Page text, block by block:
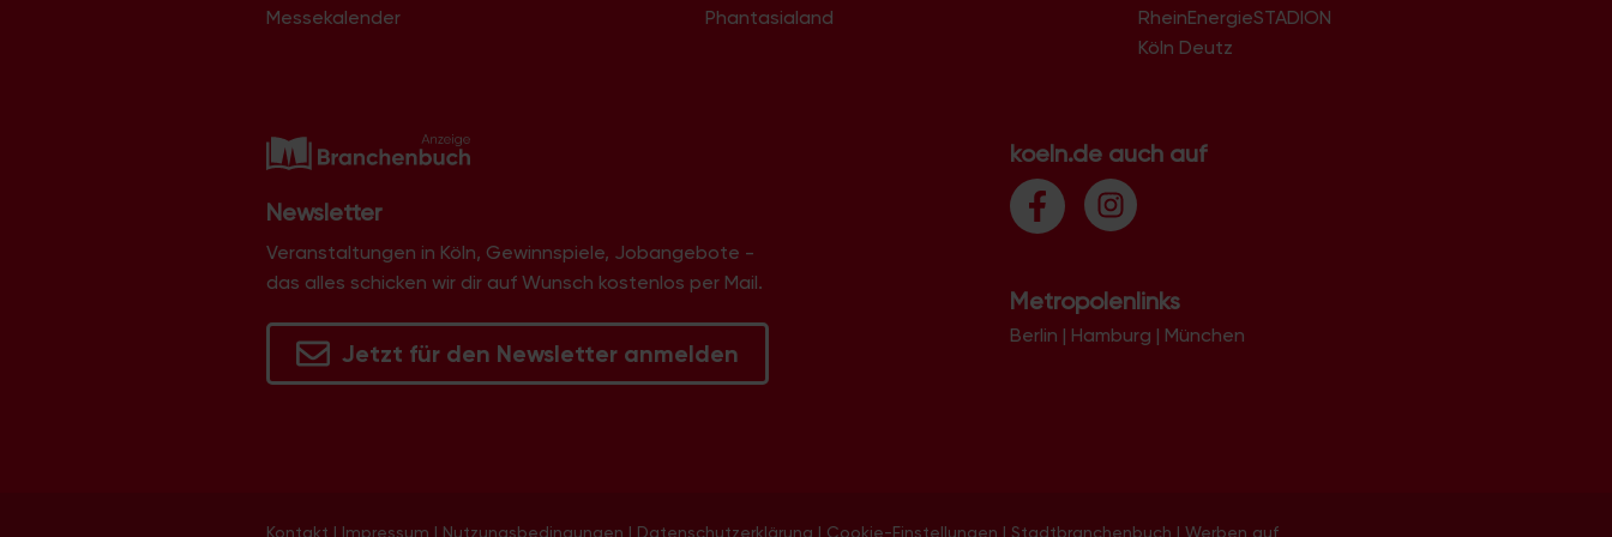
Messekalender
Phantasialand
RheinEnergieSTADION
Köln Deutz
Newsletter
Veranstaltungen in Köln, Gewinnspiele, Jobangebote -
das alles schicken wir dir auf Wunsch kostenlos per Mail.
Jetzt für den Newsletter anmelden
koeln.de auch auf
Metropolenlinks
Berlin | Hamburg | München
Kontakt | Impressum | Nutzungsbedingungen | Datenschutzerklärung | Cookie-Einstellungen | Stadtbranchenbuch | Werben auf